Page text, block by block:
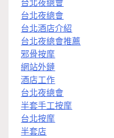
台北夜總會
台北夜總會
台北酒店介紹
台北夜總會推薦
邪骨按摩
網站外鏈
酒店工作
台北夜總會
半套手工按摩
台北按摩
半套店